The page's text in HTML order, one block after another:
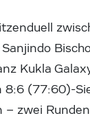
Kukla
(77:60)-
– zwei